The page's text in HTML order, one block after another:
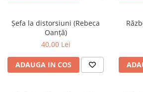
Șefa la distorsiuni (Rebeca
Oanță)
40,00 Lei
ADAUGA IN COS